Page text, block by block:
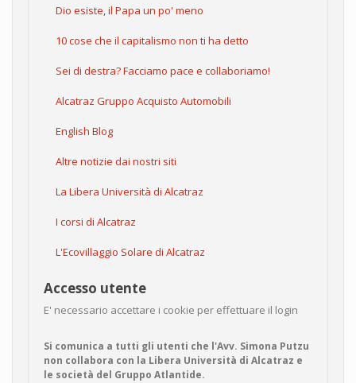
Dio esiste, il Papa un po' meno
10 cose che il capitalismo non ti ha detto
Sei di destra? Facciamo pace e collaboriamo!
Alcatraz Gruppo Acquisto Automobili
English Blog
Altre notizie dai nostri siti
La Libera Università di Alcatraz
I corsi di Alcatraz
L'Ecovillaggio Solare di Alcatraz
Accesso utente
E' necessario accettare i cookie per effettuare il login
Si comunica a tutti gli utenti che l'Avv. Simona Putzu
non collabora con la Libera Università di Alcatraz e
le società del Gruppo Atlantide.